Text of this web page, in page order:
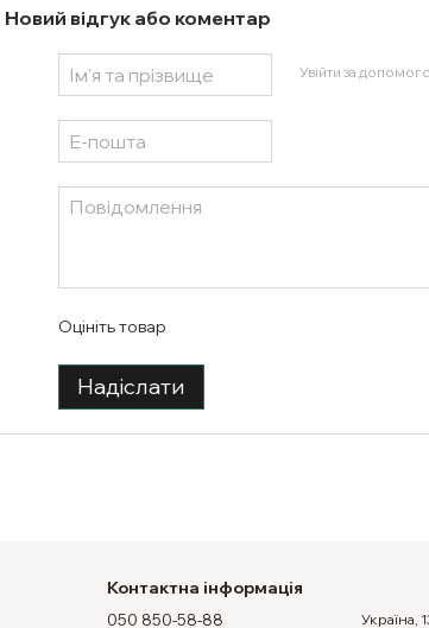
Новий відгук або коментар
Увійти за
Оцініть товар
Надіслати
Контактна інформація
050 850-58-88 Україна,